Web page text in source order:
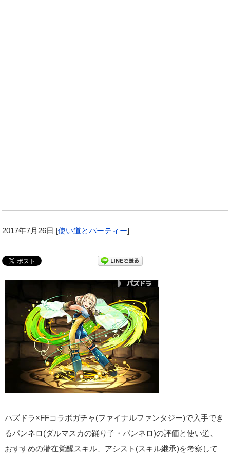
2017年7月26日 [使い道とパーティー]
パズドラ×FFコラボガチャ(ファイナルファンタジー)で入手でき
るパンネロ(ダルマスカの踊り子・パンネロ)の評価と使い道、
おすすめの潜在覚醒スキル、アシスト(スキル継承)を考察して